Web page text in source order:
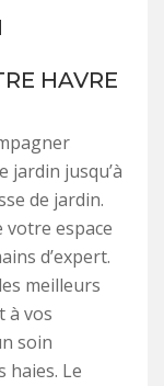
HAVRE
jardin jusqu’à
de jardin.
votre espace
d’expert.
meilleurs
à vos
soin
haies. Le